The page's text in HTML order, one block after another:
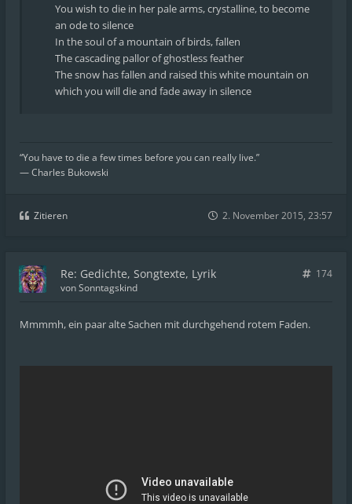
You wish to die in her pale arms, crystalline, to become
an ode to silence
In the soul of a mountain of birds, fallen
The cascading pallor of ghostless feather
The snow has fallen and raised this white mountain on
which you will die and fade away in silence
“You have to die a few times before you can really live.”
― Charles Bukowski
Zitieren 2. November 2015, 23:57
Re: Gedichte, Songtexte, Lyrik
174
vonSonntagskind
Mmmmh, ein paar alte Sachen mit durchgehend rotem Faden.